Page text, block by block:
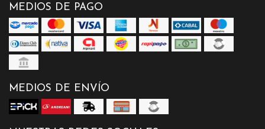
MEDIOS DE PAGO
MEDIOS DE ENVÍO